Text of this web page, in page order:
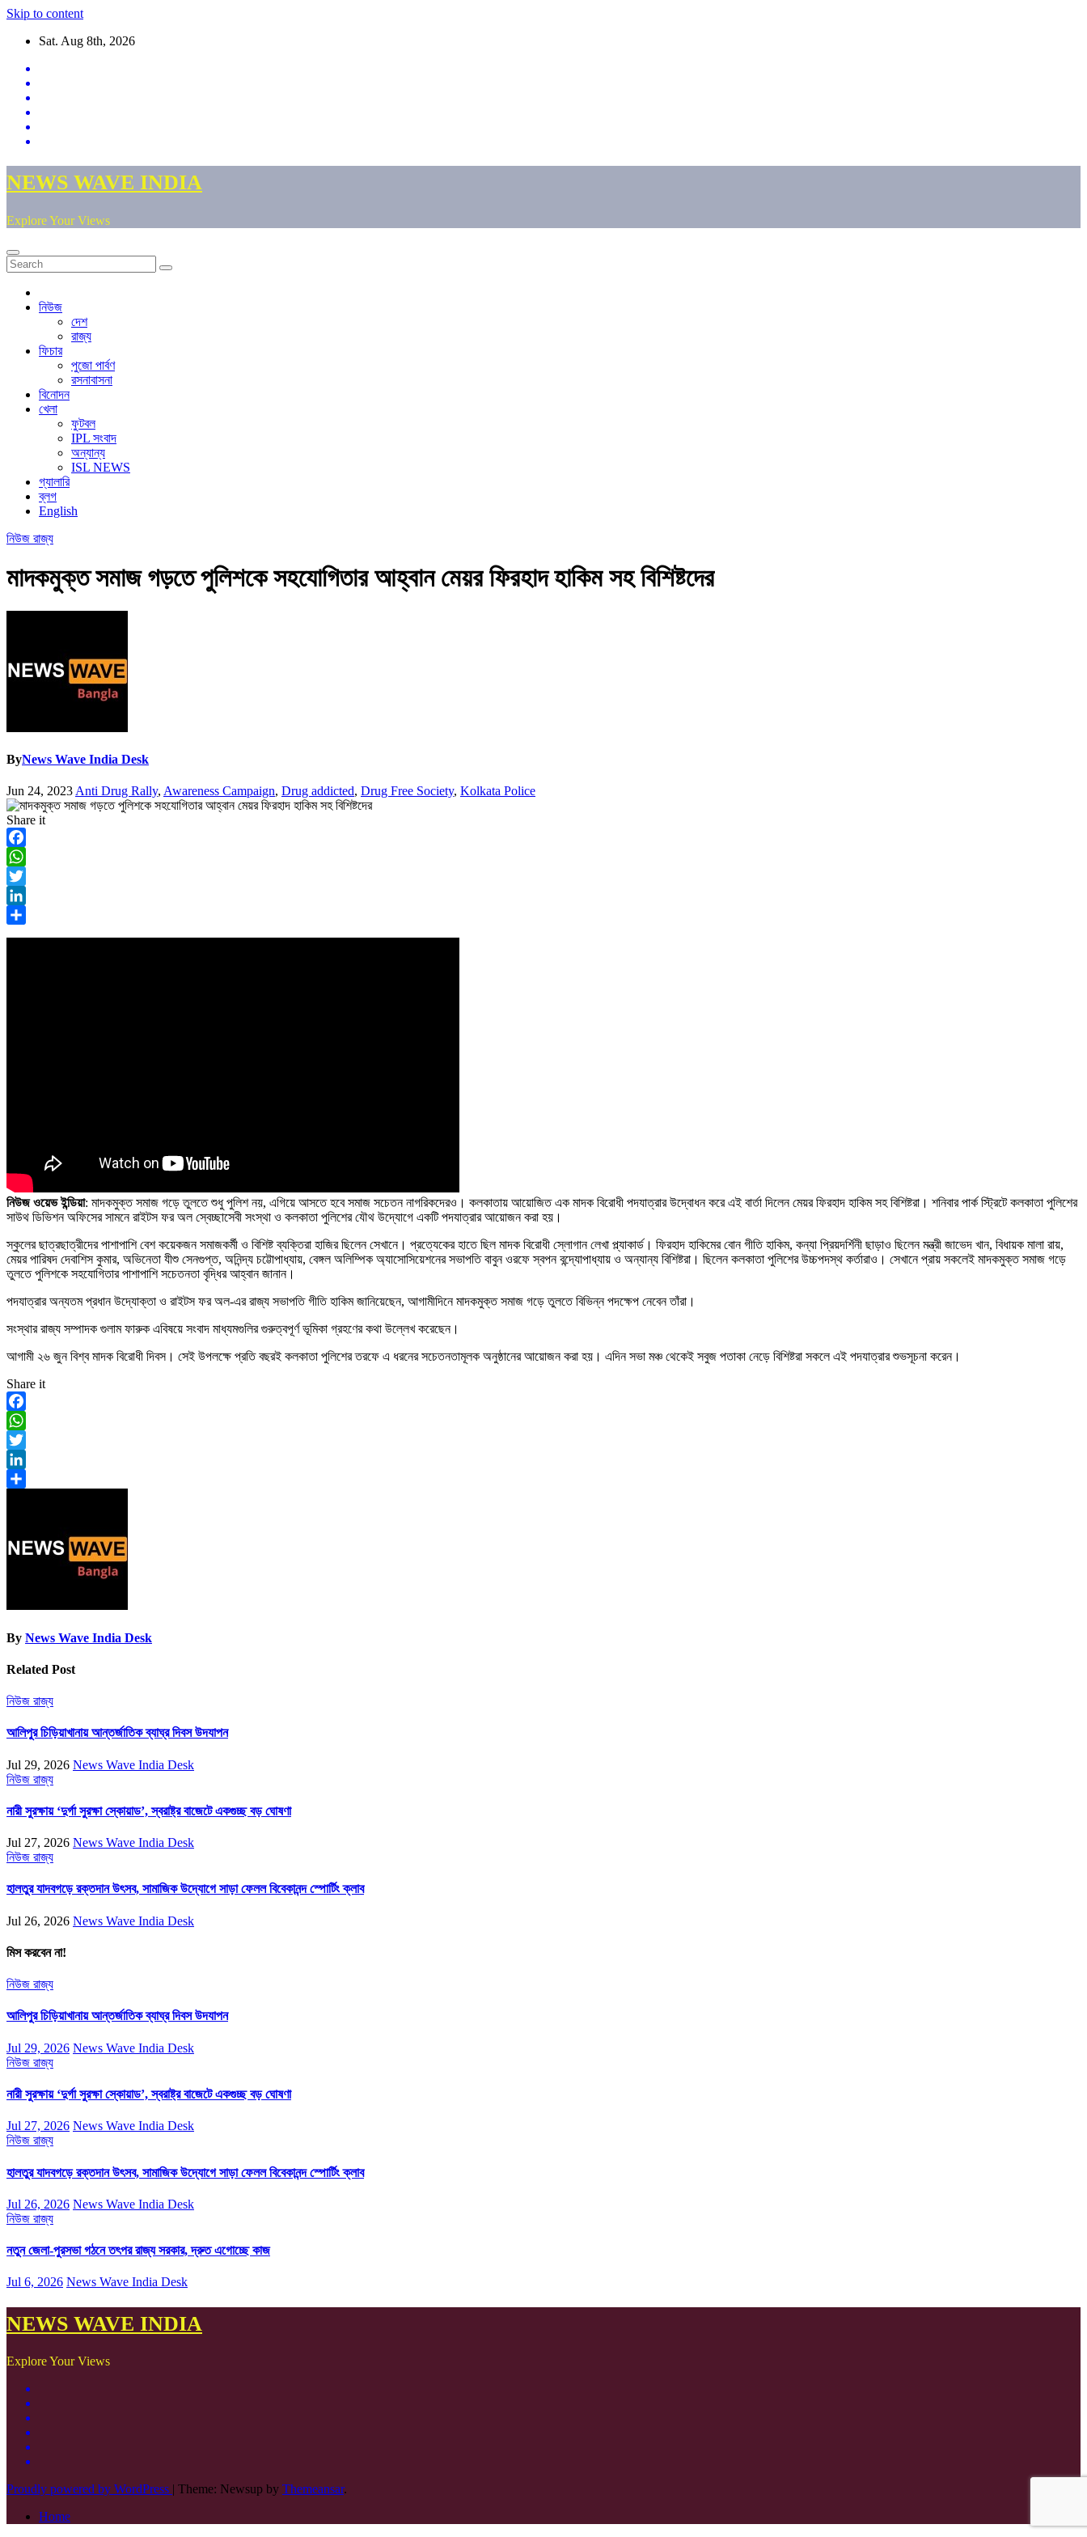
Skip to content
Sat. Aug 8th, 2026
NEWS WAVE INDIA
Explore Your Views
নিউজ
দেশ
রাজ্য
ফিচার
পুজো পার্বণ
রসনাবাসনা
বিনোদন
খেলা
ফুটবল
IPL সংবাদ
অন্যান্য
ISL NEWS
গ্যালারি
ব্লগ
English
নিউজ রাজ্য
মাদকমুক্ত সমাজ গড়তে পুলিশকে সহযোগিতার আহ্বান মেয়র ফিরহাদ হাকিম সহ বিশিষ্টদের
ByNews Wave India Desk
Jun 24, 2023 Anti Drug Rally, Awareness Campaign, Drug addicted, Drug Free Society, Kolkata Police
Share it
Facebook
WhatsApp
Twitter
LinkedIn
নিউজ ওয়েভ ইন্ডিয়া: মাদকমুক্ত সমাজ গড়ে তুলতে শুধু পুলিশ নয়, এগিয়ে আসতে হবে সমাজ সচেতন নাগরিকদেরও। কলকাতায় আয়োজিত এক মাদক বিরোধী পদযাত্রার উদ্বোধন করে এই বার্তা দিলেন মেয়র ফিরহাদ হাকিম সহ বিশিষ্টরা। শনিবার পার্ক স্ট্রিটে কলকাতা পুলিশের
সাউথ ডিভিশন অফিসের সামনে রাইটস ফর অল স্বেচ্ছাসেবী সংস্থা ও কলকাতা পুলিশের যৌথ উদ্যোগে একটি পদযাত্রার আয়োজন করা হয়।
স্কুলের ছাত্রছাত্রীদের পাশাপাশি বেশ কয়েকজন সমাজকর্মী ও বিশিষ্ট ব্যক্তিরা হাজির ছিলেন সেখানে। প্রত্যেকের হাতে ছিল মাদক বিরোধী স্লোগান লেখা প্ল্যাকার্ড। ফিরহাদ হাকিমের বোন গীতি হাকিম, কন্যা প্রিয়দর্শিনী ছাড়াও ছিলেন মন্ত্রী জাভেদ খান, বিধায়ক মালা রায়,
মেয়র পারিষদ দেবাশিস কুমার, অভিনেতা যীশু সেনগুপ্ত, অনিন্দ্য চট্টোপাধ্যায়, বেঙ্গল অলিম্পিক অ্যাসোসিয়েশনের সভাপতি বাবুন ওরফে স্বপন বন্দ্যোপাধ্যায় ও অন্যান্য বিশিষ্টরা। ছিলেন কলকাতা পুলিশের উচ্চপদস্থ কর্তারাও। সেখানে প্রায় সকলেই মাদকমুক্ত সমাজ গড়ে
তুলতে পুলিশকে সহযোগিতার পাশাপাশি সচেতনতা বৃদ্ধির আহ্বান জানান।
পদযাত্রার অন্যতম প্রধান উদ্যোক্তা ও রাইটস ফর অল-এর রাজ্য সভাপতি গীতি হাকিম জানিয়েছেন, আগামীদিনে মাদকমুক্ত সমাজ গড়ে তুলতে বিভিন্ন পদক্ষেপ নেবেন তাঁরা।
সংস্থার রাজ্য সম্পাদক গুলাম ফারুক এবিষয়ে সংবাদ মাধ্যমগুলির গুরুত্বপূর্ণ ভূমিকা গ্রহণের কথা উল্লেখ করেছেন।
আগামী ২৬ জুন বিশ্ব মাদক বিরোধী দিবস। সেই উপলক্ষে প্রতি বছরই কলকাতা পুলিশের তরফে এ ধরনের সচেতনতামূলক অনুষ্ঠানের আয়োজন করা হয়। এদিন সভা মঞ্চ থেকেই সবুজ পতাকা নেড়ে বিশিষ্টরা সকলে এই পদযাত্রার শুভসূচনা করেন।
Share it
Facebook
WhatsApp
Twitter
LinkedIn
By News Wave India Desk
Related Post
নিউজ রাজ্য
আলিপুর চিড়িয়াখানায় আন্তর্জাতিক ব্যাঘ্র দিবস উদযাপন
Jul 29, 2026 News Wave India Desk
নিউজ রাজ্য
নারী সুরক্ষায় ‘দুর্গা সুরক্ষা স্কোয়াড’, স্বরাষ্ট্র বাজেটে একগুচ্ছ বড় ঘোষণা
Jul 27, 2026 News Wave India Desk
নিউজ রাজ্য
হালতুর যাদবগড়ে রক্তদান উৎসব, সামাজিক উদ্যোগে সাড়া ফেলল বিবেকানন্দ স্পোর্টিং ক্লাব
Jul 26, 2026 News Wave India Desk
মিস করবেন না!
নিউজ রাজ্য
আলিপুর চিড়িয়াখানায় আন্তর্জাতিক ব্যাঘ্র দিবস উদযাপন
Jul 29, 2026 News Wave India Desk
নিউজ রাজ্য
নারী সুরক্ষায় ‘দুর্গা সুরক্ষা স্কোয়াড’, স্বরাষ্ট্র বাজেটে একগুচ্ছ বড় ঘোষণা
Jul 27, 2026 News Wave India Desk
নিউজ রাজ্য
হালতুর যাদবগড়ে রক্তদান উৎসব, সামাজিক উদ্যোগে সাড়া ফেলল বিবেকানন্দ স্পোর্টিং ক্লাব
Jul 26, 2026 News Wave India Desk
নিউজ রাজ্য
নতুন জেলা-পুরসভা গঠনে তৎপর রাজ্য সরকার, দ্রুত এগোচ্ছে কাজ
Jul 6, 2026 News Wave India Desk
NEWS WAVE INDIA
Explore Your Views
Proudly powered by WordPress | Theme: Newsup by Themeansar.
Home